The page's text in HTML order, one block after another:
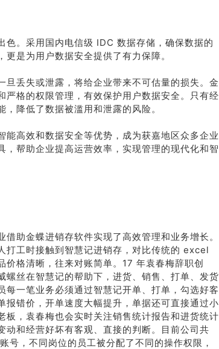
色。采用国内电信级 IDC 数据存储，确保数据的
是为用户数据安全提供了有力保障。
旦丢失或泄露，将给企业带来不可估量的损失。金
严格的权限管理，有效保护用户数据安全。只有经
降低了数据被滥用和泄露的风险。
能高效和数据安全等优势，成为获嘉地区众多企业
，帮助企业提高运营效率，实现管理的现代化和智
助金蝶进销存软件实现了高效管理和业务增长。
打工时接触到智慧记进销存，对比传统的 excel
价格清晰，往来对账简单。17 年袁春梅辞职创
螺丝在智慧记的帮助下，进货、销售、打单、发货
每一笔业务必须通过智慧记开单、打单，勾选好客
报错价，开单速度大幅提升，单据还可直接通过小
板，袁春梅也会实时关注销售统计报告和进货统计
动和经营好坏有客观、直接的判断。目前公司共
号，不同岗位的员工被分配了不同的操作权限，